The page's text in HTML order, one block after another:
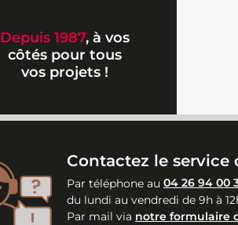
Depuis 1987, à vos
côtés pour tous
vos projets !
Contactez le service
Par téléphone au 04 26 94 00
du lundi au vendredi de 9h à
Par mail via notre formulaire